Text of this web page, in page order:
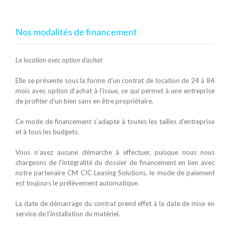
Nos modalités de financement
La location avec option d’achat
Elle se présente sous la forme d’un contrat de location de 24 à 84
mois avec option d’achat à l’issue, ce qui permet à une entreprise
de profiter d’un bien sans en être propriétaire.
Ce mode de financement s’adapte à toutes les tailles d’entreprise
et à tous les budgets.
Vous n’avez aucune démarche à effectuer, puisque nous nous
chargeons de l’intégralité du dossier de financement en lien avec
notre partenaire CM CIC Leasing Solutions, le mode de paiement
est toujours le prélèvement automatique.
La date de démarrage du contrat prend effet à la date de mise en
service de l’installation du matériel.